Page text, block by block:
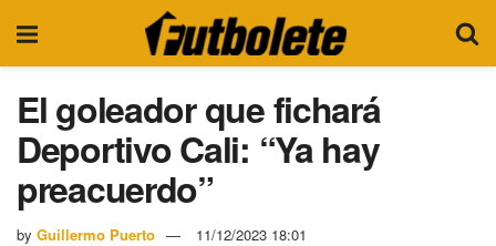
El goleador que fichará
Deportivo Cali: “Ya hay
preacuerdo”
by Guillermo Puerto 11/12/2023 18:01